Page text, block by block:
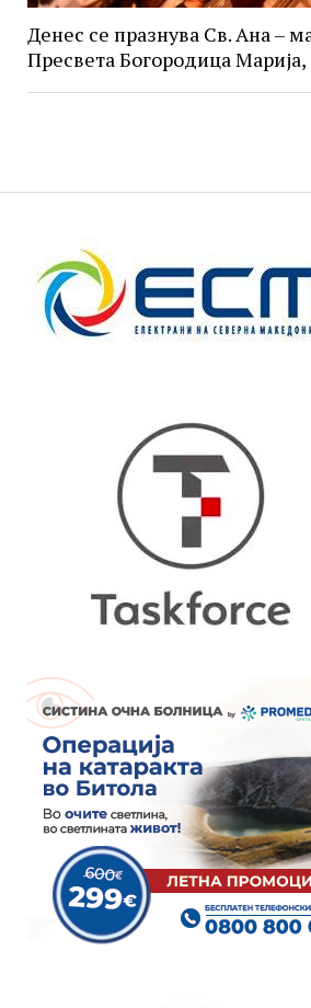
Денес се празнува Св. Ана –
Пресвета Богородица Марија,